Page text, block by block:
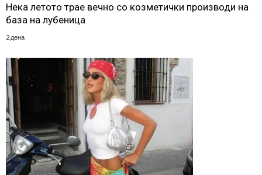
Нека летото трае вечно со козметички производи на
база на лубеница
2 дена